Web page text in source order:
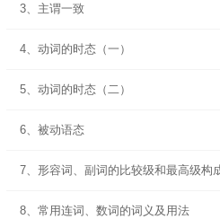
3、主谓一致
4、动词的时态（一）
5、动词的时态（二）
6、被动语态
8、常用连词、数词的词义及用法